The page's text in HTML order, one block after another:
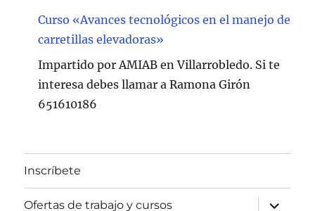
Curso «Avances tecnológicos en el manejo de
carretillas elevadoras»
Impartido por AMIAB en Villarrobledo. Si te
interesa debes llamar a Ramona Girón
651610186
Inscríbete
Ofertas de trabajo y cursos
expande